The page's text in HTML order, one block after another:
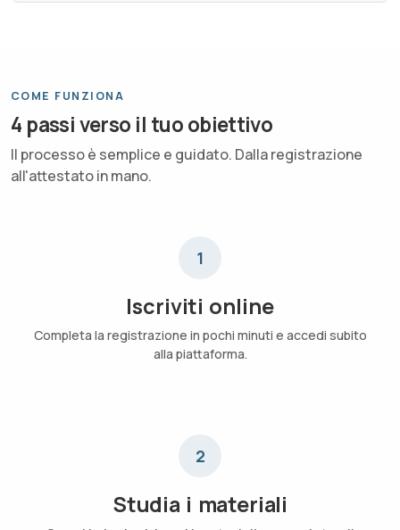
COME FUNZIONA
4 passi verso il tuo obiettivo
Il processo è semplice e guidato. Dalla registrazione
all'attestato in mano.
1
Iscriviti online
Completa la registrazione in pochi minuti e accedi subito
alla piattaforma.
2
Studia i materiali